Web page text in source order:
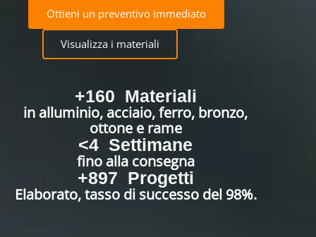
Ottieni un preventivo immediato
Visualizza i materiali
in alluminio, acciaio, ferro, bronzo,
ottone e rame
+160
  Materiali
fino alla consegna
<4
  Settimane
Elaborato, tasso di successo del 98%.
+897
  Progetti